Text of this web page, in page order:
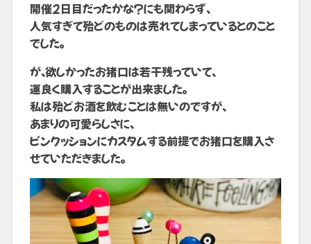
開催2日目だったかな？にも関わらず、
人気すぎて殆どのものは売れてしまっているとのこと
でした。
が、欲しかったお猪口は若干残っていて、
運良く購入することが出来ました。
私は殆どお酒を飲むことは無いのですが、
あまりの可愛らしさに、
ピンクッションにカスタムする前提でお猪口を購入さ
せていただきました。